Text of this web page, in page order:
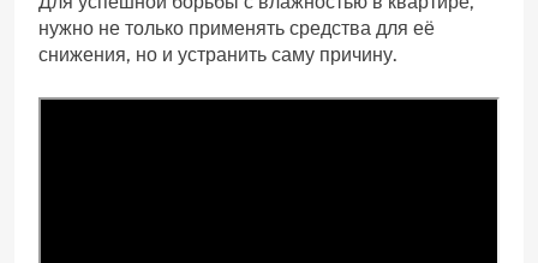
нужно не только применять средства для её
снижения, но и устранить саму причину.